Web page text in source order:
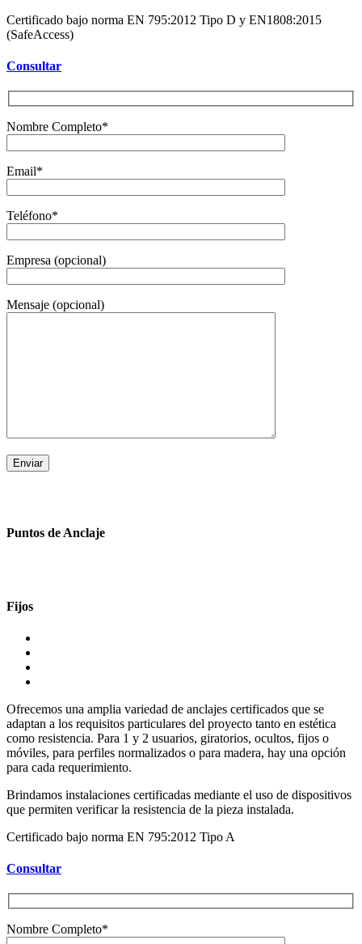
Certificado bajo norma EN 795:2012 Tipo D y EN1808:2015
(SafeAccess)
Consultar
Nombre Completo*
Email*
Teléfono*
Empresa (opcional)
Mensaje (opcional)
Puntos de Anclaje
Fijos
Ofrecemos una amplia variedad de anclajes certificados que se
adaptan a los requisitos particulares del proyecto tanto en estética
como resistencia. Para 1 y 2 usuarios, giratorios, ocultos, fijos o
móviles, para perfiles normalizados o para madera, hay una opción
para cada requerimiento.
Brindamos instalaciones certificadas mediante el uso de dispositivos
que permiten verificar la resistencia de la pieza instalada.
Certificado bajo norma EN 795:2012 Tipo A
Consultar
Nombre Completo*